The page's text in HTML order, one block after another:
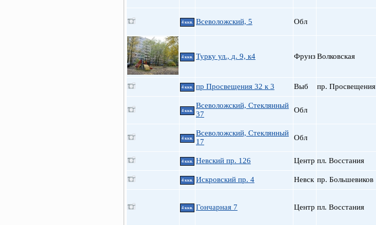
4 ккв. Всеволожский, 5 Обл
4 ккв. Турку ул., д. 9, к4 ФрунзВолковская
4 ккв. пр Просвещения 32 к 3 Выб пр. Просвещения
4 ккв.
Всеволожский, Стеклянный
37
Обл
4 ккв.
Всеволожский, Стеклянный
17
Обл
4 ккв. Невский пр. 126 Центр пл. Восстания
4 ккв. Искровский пр. 4 Невск пр. Большевиков
4 ккв. Гончарная 7 Центр пл. Восстания